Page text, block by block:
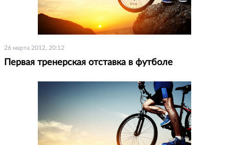
26 марта 2012, 20:12
Первая тренерская отставка в футболе